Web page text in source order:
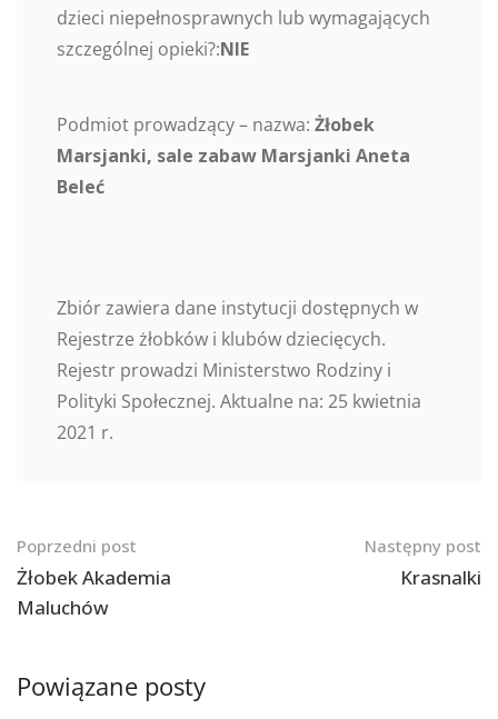
dzieci niepełnosprawnych lub wymagających
szczególnej opieki?:NIE
Podmiot prowadzący – nazwa: Żłobek
Marsjanki, sale zabaw Marsjanki Aneta
Beleć
Zbiór zawiera dane instytucji dostępnych w
Rejestrze żłobków i klubów dziecięcych.
Rejestr prowadzi Ministerstwo Rodziny i
Polityki Społecznej. Aktualne na: 25 kwietnia
2021 r.
Nawigacja
po
postach
Poprzedni post
Żłobek Akademia
Maluchów
Następny post
Krasnalki
Powiązane posty